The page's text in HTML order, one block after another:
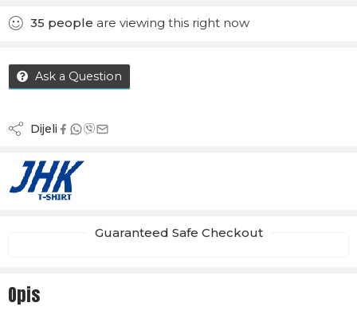
35 people are viewing this right now
Ask a Question
Dijeli
Guaranteed Safe Checkout
Opis